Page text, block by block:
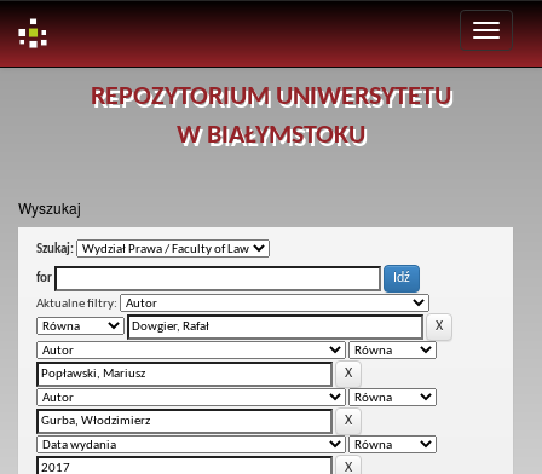
REPOZYTORIUM UNIWERSYTETU
W BIAŁYMSTOKU
Wyszukaj
Szukaj:
for
Aktualne filtry: